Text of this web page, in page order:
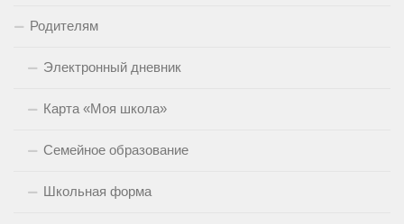
Родителям
Электронный дневник
Карта «Моя школа»
Семейное образование
Школьная форма